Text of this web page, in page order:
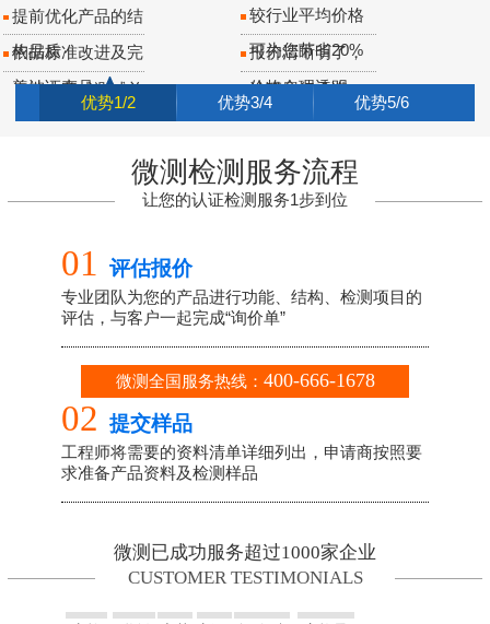
提前优化产品的结
构品质
依据标准改进及完
善认证产品
短期内完成测试并
取得认证证书
较行业平均价格
可为您节省20%
报价清晰明了，
价格合理透明
认证履行承诺，
绝不掺水
05 二种方式
为您负责到
CERTIFICATION TESTING
产品的开发至量
供建议直至通过
一次握手
终身服务
SAVE 2-30 DAY PERIOD
随时随地尊享咨
厂检辅导，确保
日常生产质量
终身证书更新及
优势1/2 优势3/4 优势5/6
微测检测服务流程
让您的认证检测服务1步到位
微测已成功服务超过1000家企业
CUSTOMER TESTIMONIALS